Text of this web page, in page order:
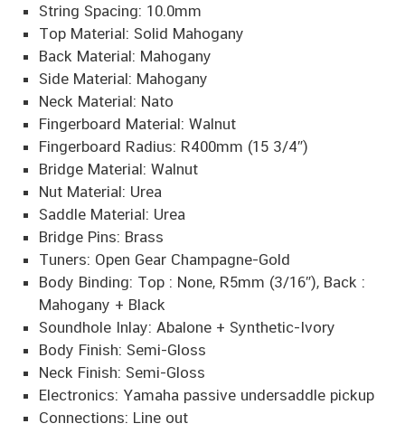
String Spacing: 10.0mm
Top Material: Solid Mahogany
Back Material: Mahogany
Side Material: Mahogany
Neck Material: Nato
Fingerboard Material: Walnut
Fingerboard Radius: R400mm (15 3/4″)
Bridge Material: Walnut
Nut Material: Urea
Saddle Material: Urea
Bridge Pins: Brass
Tuners: Open Gear Champagne-Gold
Body Binding: Top : None, R5mm (3/16″), Back :
Mahogany + Black
Soundhole Inlay: Abalone + Synthetic-Ivory
Body Finish: Semi-Gloss
Neck Finish: Semi-Gloss
Electronics: Yamaha passive undersaddle pickup
Connections: Line out